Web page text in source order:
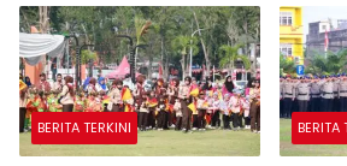
BERITA TERKINI BERITA